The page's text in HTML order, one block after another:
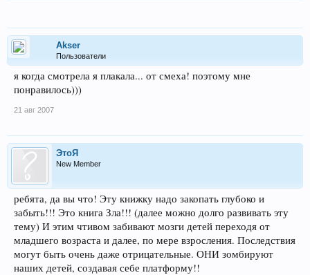
Akser
Пользователи
я когда смотрела я плакала... от смеха! поэтому мне
понравилось)))
21 авг 2007
ЭтоЯ
New Member
ребята, да вы что! Эту книжку надо закопать глубоко и
забыть!!! Это книга Зла!!! (далее можно долго развивать эту
тему) И этим чтивом забивают мозги детей переходя от
младшего возраста и далее, по мере взросления. Последствия
могут быть очень даже отрицательные. ОНИ зомбируют
наших детей, создавая себе платформу!!